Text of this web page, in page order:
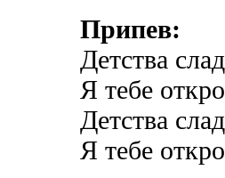
Припев:
Детства
Я тебе
Детства
Я тебе